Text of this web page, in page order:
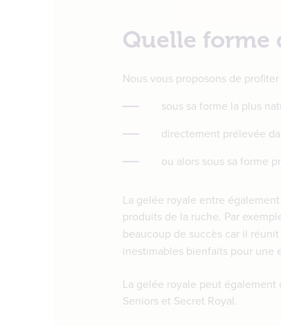
Quelle forme
Nous vous proposons de
sous sa forme la plus
directement prélevée
ou alors sous sa forme
La gelée royale entre
produits de la ruche. Par
beaucoup de succès car il
inestimables bienfaits pour une
La gelée royale peut également
Seniors et Secret Royal.